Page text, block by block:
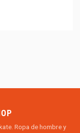
Ropa de hombre y